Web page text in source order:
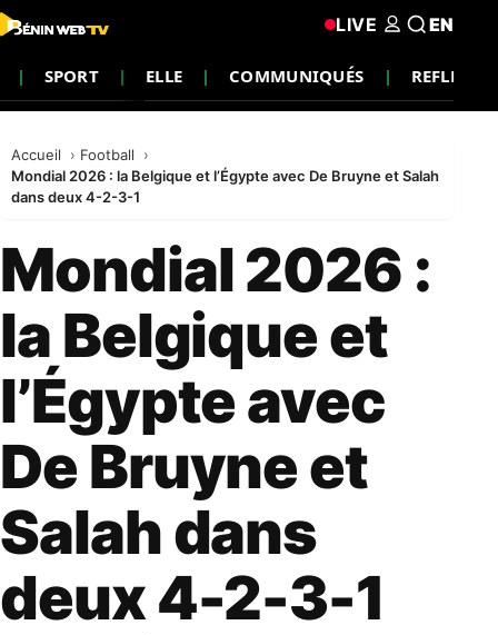
SPORT ELLE COMMUNIQUÉS
LIVE EN
Accueil
Football
Mondial 2026 : la Belgique et l’Égypte avec De Bruyne et Salah
dans deux 4-2-3-1
Mondial 2026 :
la Belgique et
l’Égypte avec
De Bruyne et
Salah dans
deux 4-2-3-1